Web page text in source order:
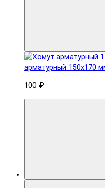
арматурный 150x170
100 ₽